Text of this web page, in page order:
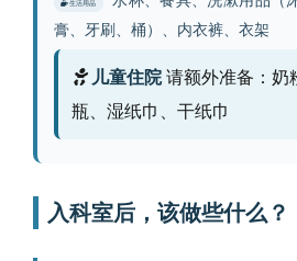
生活用品
膏、牙刷、桶）、内衣裤、衣架
儿童住院请额外准备：奶
瓶、湿纸巾、干纸巾
入科室后，该做些什么？